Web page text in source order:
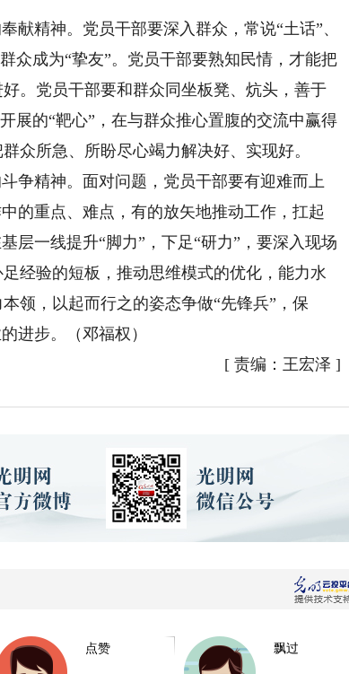
精神。党员干部要深入群众，常说“土话”、
众成为“挚友”。党员干部要熟知民情，才能把
。党员干部要和群众同坐板凳、炕头，善于
展的“靶心”，在与群众推心置腹的交流中赢得
众所急、所盼尽心竭力解决好、实现好。
精神。面对问题，党员干部要有迎难而上
的重点、难点，有的放矢地推动工作，扛起
层一线提升“脚力”，下足“研力”，要深入现场
经验的短板，推动思维模式的优化，能力水
领，以起而行之的姿态争做“先锋兵”，保
进步。（邓福权）
[ 责编：王宏泽 ]
点赞 飘过